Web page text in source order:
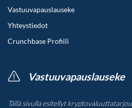
Vastuuvapauslauseke
Yhteystiedot
Crunchbase Profiili
Vastuuvapauslauseke
Tällä sivulla esitellyt